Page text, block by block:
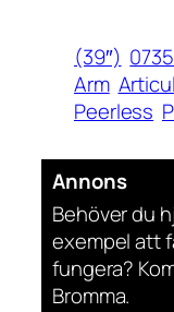
(39″)
Arm
Peerless
Annons
Behöver du
exempel att
fungera?
Bromma.